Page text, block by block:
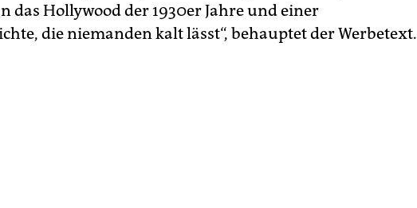
das Hollywood der 1930er Jahre und einer
die niemanden kalt lässt“, behauptet der Werbetext.